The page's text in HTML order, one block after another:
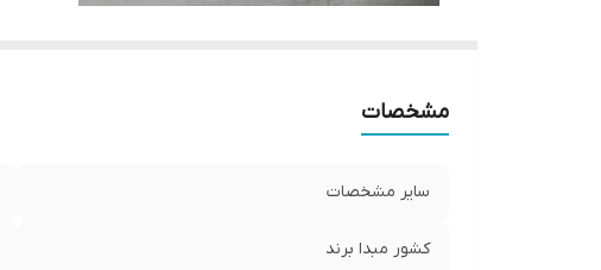
مشخصات
سایر مشخصات
کشور مبدا برند